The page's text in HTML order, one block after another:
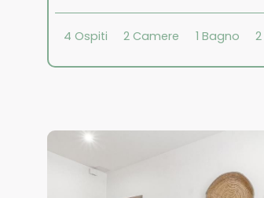
4 Ospiti 2 Camere 1 Bagno 2